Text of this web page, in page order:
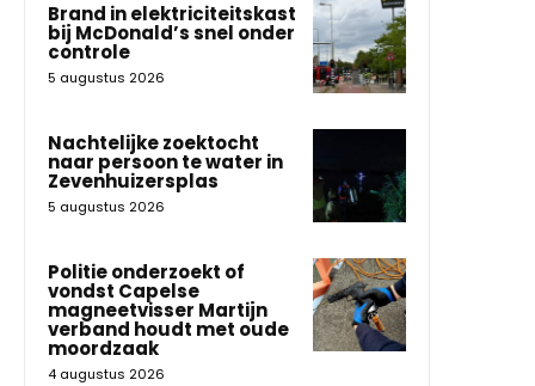
Brand in elektriciteitskast
bij McDonald’s snel onder
controle
5 augustus 2026
Nachtelijke zoektocht
naar persoon te water in
Zevenhuizersplas
5 augustus 2026
Politie onderzoekt of
vondst Capelse
magneetvisser Martijn
verband houdt met oude
moordzaak
4 augustus 2026